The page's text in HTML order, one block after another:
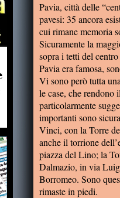
Pavia, città delle
pavesi: 35 ancora
cui rimane memoria
Sicuramente la
sopra i tetti del
Pavia era famosa,
Vi sono però tutta
le case, che rendono
particolarmente
importanti sono
Vinci, con la Torre
anche il torrione
piazza del Lino; la
Dalmazio, in via
Borromeo. Sono
rimaste in piedi.